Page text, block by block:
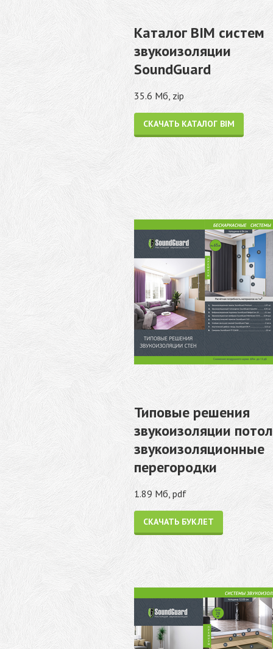
Каталог BIM систем
звукоизоляции
SoundGuard
35.6 Мб, zip
СКАЧАТЬ КАТАЛОГ BIM
Типовые решения
звукоизоляции
звукоизоляционные
перегородки
1.89 Мб, pdf
СКАЧАТЬ БУКЛЕТ